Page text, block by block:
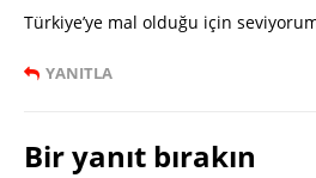
Türkiye’ye mal olduğu için
YANITLA
Bir yanıt bırakın